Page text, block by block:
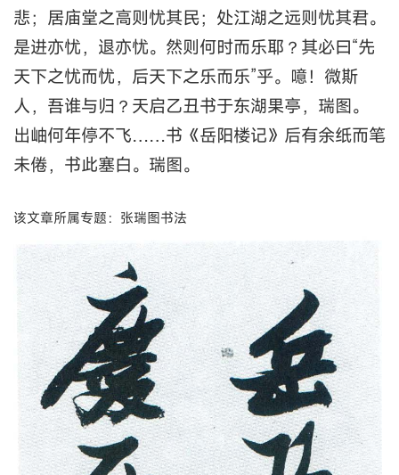
悲；居庙堂之高则忧其民；处江湖之远则忧其君。
是进亦忧，退亦忧。然则何时而乐耶？其必曰“先
天下之忧而忧，后天下之乐而乐”乎。噫！微斯
人，吾谁与归？天启乙丑书于东湖果亭，瑞图。
出岫何年停不飞……书《岳阳楼记》后有余纸而笔
未倦，书此塞白。瑞图。
该文章所属专题：张瑞图书法